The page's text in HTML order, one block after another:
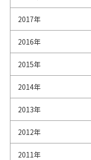
2017年
2016年
2015年
2014年
2013年
2012年
2011年